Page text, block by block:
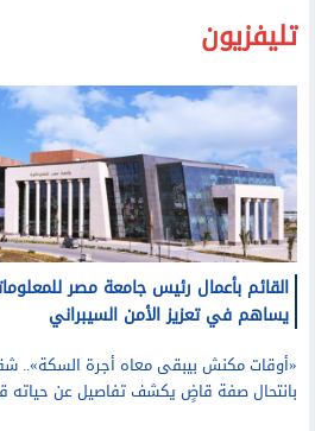
تليفزيون
القائم بأعمال رئيس جامعة مصر
يساهم في تعزيز الأمن السيبراني
«أوقات مكنش بيبقى معاه أجرة السكة»..
بانتحال صفة قاضٍ يكشف تفاصيل عن حياته